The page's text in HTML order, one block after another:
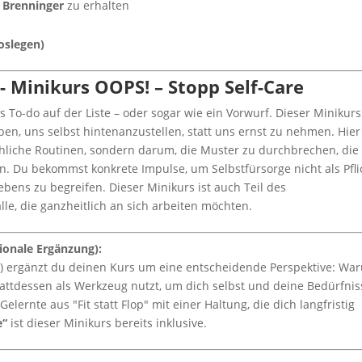
zu erhalten
Minikurs OOPS! – Stopp Self-Care
do auf der Liste – oder sogar wie ein Vorwurf. Dieser Minikurs
uns selbst hintenanzustellen, statt uns ernst zu nehmen. Hier
Routinen, sondern darum, die Muster zu durchbrechen,
Du bekommst konkrete Impulse, um Selbstfürsorge nicht als
zu begreifen. Dieser Minikurs ist auch Teil des
die ganzheitlich an sich arbeiten möchten.
Ergänzung):
ergänzt du deinen Kurs um eine entscheidende Perspektive:
als Werkzeug nutzt, um dich selbst und deine
aus "Fit statt Flop" mit einer Haltung, die dich langfristig
ist dieser Minikurs bereits inklusive.